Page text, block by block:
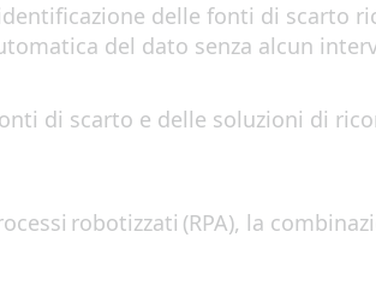
zione delle fonti di scarto
ca del dato senza alcun
di scarto e delle soluzioni di
i robotizzati (RPA), la